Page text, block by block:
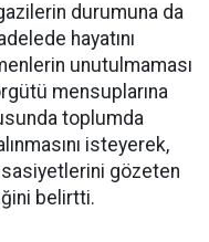
durumuna da
hayatını
unutulmaması
mensuplarına
toplumda
isteyerek,
gözeten
belirtti.